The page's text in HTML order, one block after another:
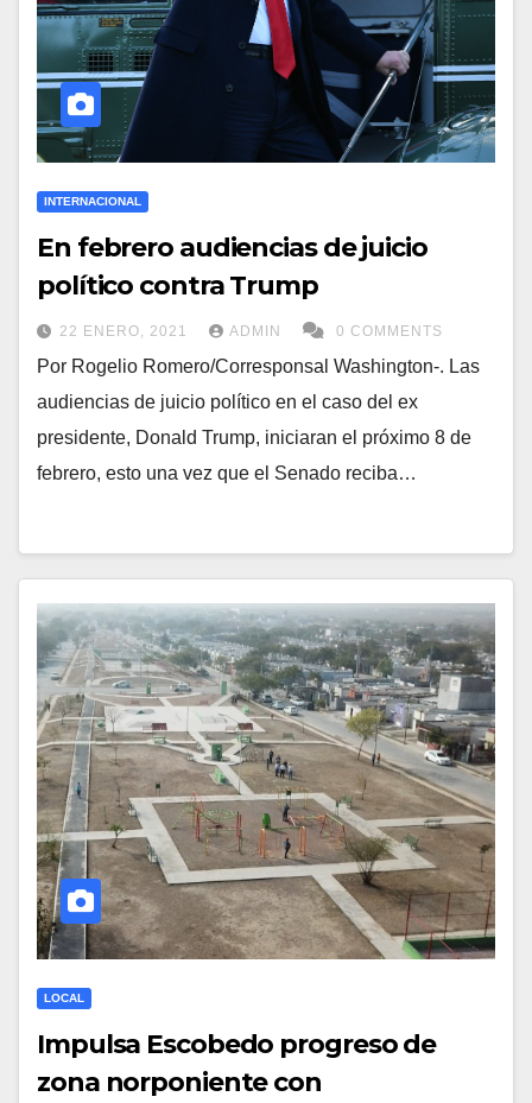
INTERNACIONAL
En febrero audiencias de juicio
político contra Trump
22 ENERO, 2021 ADMIN 0 COMMENTS
Por Rogelio Romero/Corresponsal Washington-. Las
audiencias de juicio político en el caso del ex
presidente, Donald Trump, iniciaran el próximo 8 de
febrero, esto una vez que el Senado reciba…
LOCAL
Impulsa Escobedo progreso de
zona norponiente con